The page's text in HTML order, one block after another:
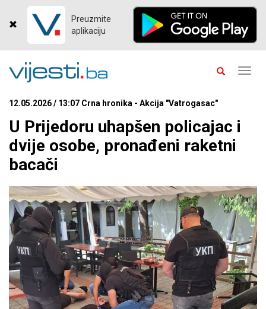
Preuzmite
aplikaciju
12.05.2026 / 13:07 Crna hronika - Akcija "Vatrogasac"
U Prijedoru uhapšen policajac i
dvije osobe, pronađeni raketni
bacači